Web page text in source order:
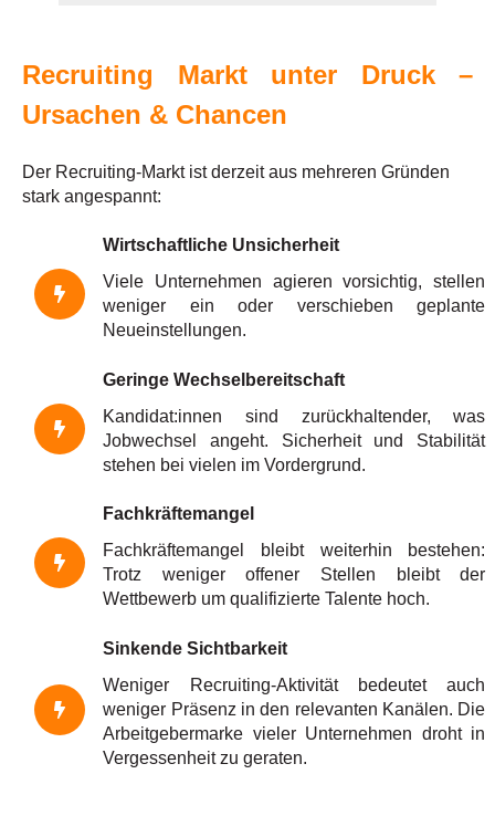
Recruiting Markt unter Druck –
Ursachen & Chancen
Der Recruiting-Markt ist derzeit aus mehreren Gründen
stark angespannt:
Wirtschaftliche Unsicherheit
Viele Unternehmen agieren vorsichtig, stellen
weniger ein oder verschieben geplante
Neueinstellungen.
Geringe Wechselbereitschaft
Kandidat:innen sind zurückhaltender, was
Jobwechsel angeht. Sicherheit und Stabilität
stehen bei vielen im Vordergrund.
Fachkräftemangel
Fachkräftemangel bleibt weiterhin bestehen:
Trotz weniger offener Stellen bleibt der
Wettbewerb um qualifizierte Talente hoch.
Sinkende Sichtbarkeit
Weniger Recruiting-Aktivität bedeutet auch
weniger Präsenz in den relevanten Kanälen. Die
Arbeitgebermarke vieler Unternehmen droht in
Vergessenheit zu geraten.